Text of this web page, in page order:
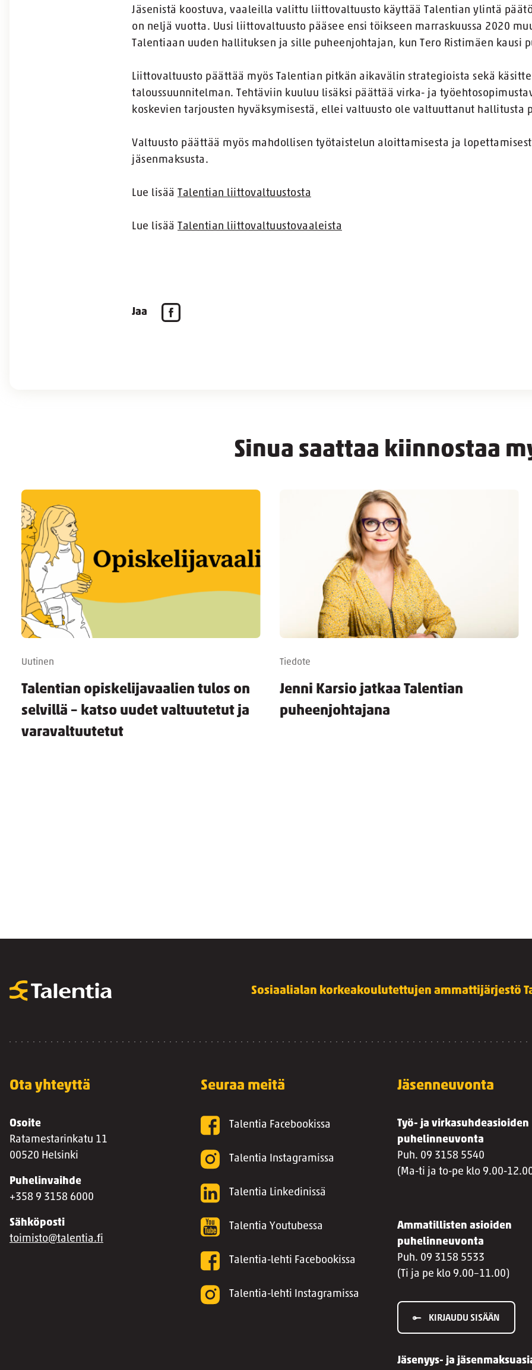
Jäsenistä koostuva, vaaleilla valittu liittovaltuusto käyttää Talentian ylintä
on neljä vuotta. Uusi liittovaltuusto pääsee ensi töikseen marraskuussa 2020
Talentiaan uuden hallituksen ja sille puheenjohtajan, kun Tero Ristimäen kausi
Liittovaltuusto päättää myös Talentian pitkän aikavälin strategioista sekä
taloussuunnitelman. Tehtäviin kuuluu lisäksi päättää virka- ja
koskevien tarjousten hyväksymisestä, ellei valtuusto ole valtuuttanut hallitusta
Valtuusto päättää myös mahdollisen työtaistelun aloittamisesta ja
jäsenmaksusta.
Lue lisää Talentian liittovaltuustosta
Lue lisää Talentian liittovaltuustovaaleista
Jaa
Sinua saattaa kiinnostaa
Uutinen
Talentian opiskelijavaalien tulos on
selvillä – katso uudet valtuutetut ja
varavaltuutetut
Tiedote
Jenni Karsio jatkaa Talentian
puheenjohtajana
Sosiaalialan korkeakoulutettujen ammattijärjestö
Ota yhteyttä
Osoite
Ratamestarinkatu 11
00520 Helsinki
Puhelinvaihde
+358 9 3158 6000
Sähköposti
toimisto@talentia.fi
Seuraa meitä
Talentia Facebookissa
Talentia Instagramissa
Talentia Linkedinissä
Talentia Youtubessa
Talentia-lehti Facebookissa
Talentia-lehti Instagramissa
Jäsenneuvonta
Työ- ja virkasuhdeasioiden
puhelinneuvonta
Puh. 09 3158 5540
(Ma-ti ja to-pe klo 9.00-
Ammatillisten asioiden
puhelinneuvonta
Puh. 09 3158 5533
(Ti ja pe klo 9.00–11.00)
KIRJAUDU SISÄÄN
Jäsenyys- ja